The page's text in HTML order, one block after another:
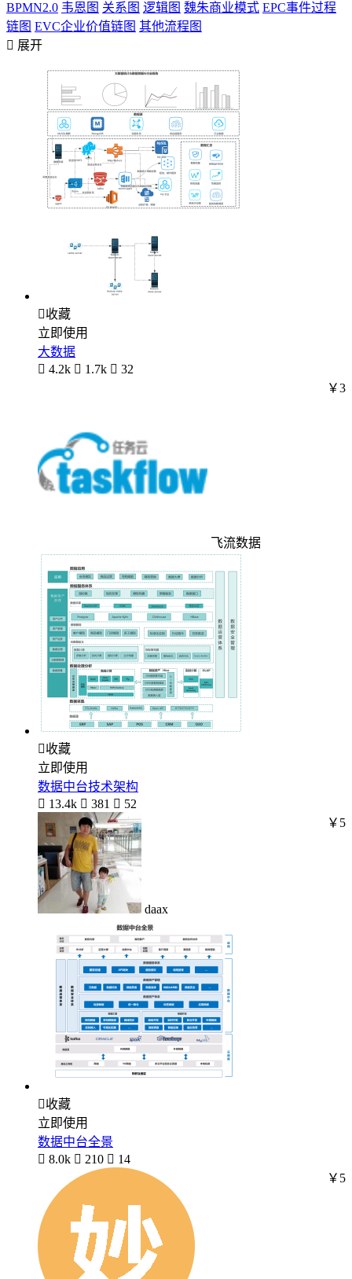
BPMN2.0 韦恩图 关系图 逻辑图 魏朱商业模式 EPC事件过程
链图 EVC企业价值链图 其他流程图
 展开
收藏
立即使用
大数据
 4.2k  1.7k  32
飞流数据
￥3
收藏
立即使用
数据中台技术架构
 13.4k  381  52
daax
￥5
收藏
立即使用
数据中台全景
 8.0k  210  14
￥5